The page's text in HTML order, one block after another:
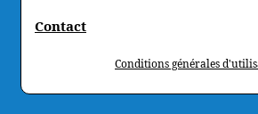
Contact
Conditions générales